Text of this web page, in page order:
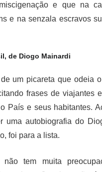
e que na
e na senzala escravos
de Diogo Mainardi
um picareta que odeia
frases de viajantes
País e seus habitantes.
uma autobiografia do
foi para a lista.
tem muita